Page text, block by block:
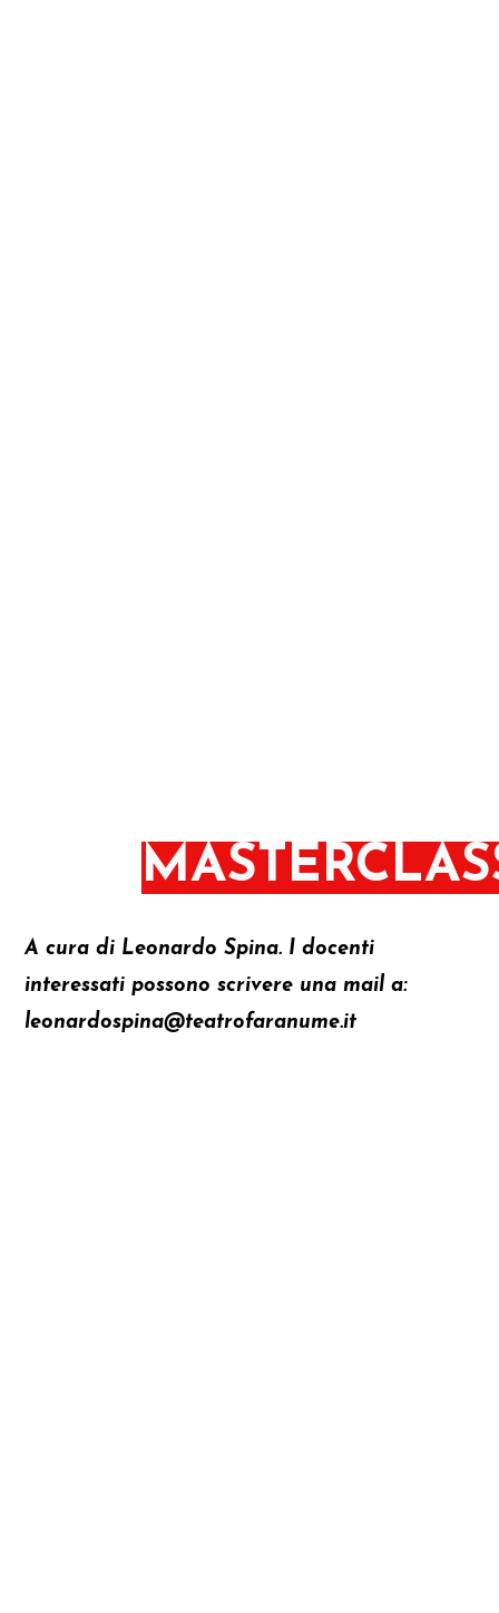
A cura di Leonardo Spina. I docenti
interessati possono scrivere una mail a:
leonardospina@teatrofaranume.it